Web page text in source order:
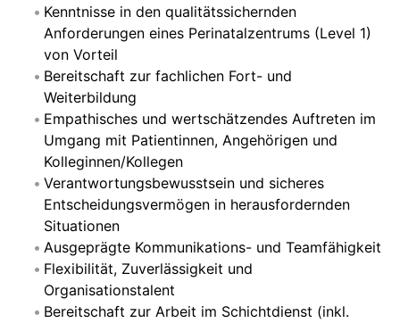
Kenntnisse in den qualitätssichernden
Anforderungen eines Perinatalzentrums (Level 1)
von Vorteil
Bereitschaft zur fachlichen Fort- und
Weiterbildung
Empathisches und wertschätzendes Auftreten im
Umgang mit Patientinnen, Angehörigen und
Kolleginnen/Kollegen
Verantwortungsbewusstsein und sicheres
Entscheidungsvermögen in herausfordernden
Situationen
Ausgeprägte Kommunikations- und Teamfähigkeit
Flexibilität, Zuverlässigkeit und
Organisationstalent
Bereitschaft zur Arbeit im Schichtdienst (inkl.